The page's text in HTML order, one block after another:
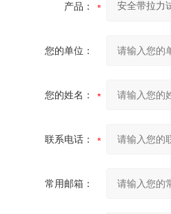
产品：
您的单位：
您的姓名：
联系电话：
常用邮箱：